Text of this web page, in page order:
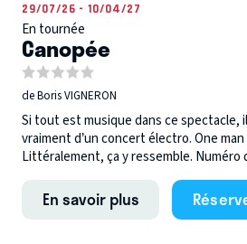
29/07/26 - 10/04/27
En tournée
Canopée
de Boris VIGNERON
Si tout est musique dans ce spectacle,
vraiment d’un concert électro. One man
Littéralement, ça y ressemble. Numéro
En savoir plus